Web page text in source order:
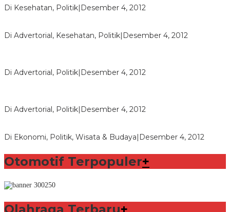
Di Kesehatan, Politik Desember 4, 2012
Di Advertorial, Kesehatan, Politik Desember 4, 2012
Di Advertorial, Politik Desember 4, 2012
Di Advertorial, Politik Desember 4, 2012
Di Ekonomi, Politik, Wisata & Budaya Desember 4, 2012
Otomotif Terpopuler+